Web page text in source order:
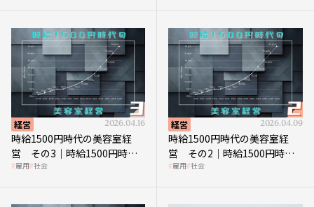
経営 2026.04.16
時給1500円時代の美容室経
営 その3｜時給1500円時
代、美容業はどのような影響
雇用 社会
経営 2026.04.09
時給1500円時代の美容室経
営 その2｜時給1500円時代
に支払う給与はいくらなのか
雇用 社会